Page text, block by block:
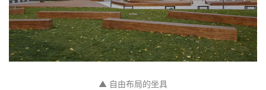
▲ 自由布局的坐具